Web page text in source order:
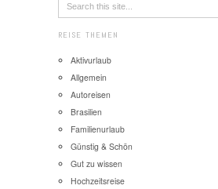
REISE THEMEN
Aktivurlaub
Allgemein
Autoreisen
Brasilien
Familienurlaub
Günstig & Schön
Gut zu wissen
Hochzeitsreise